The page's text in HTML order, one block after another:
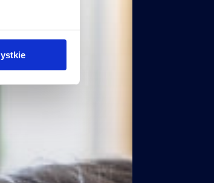
czyli
lub